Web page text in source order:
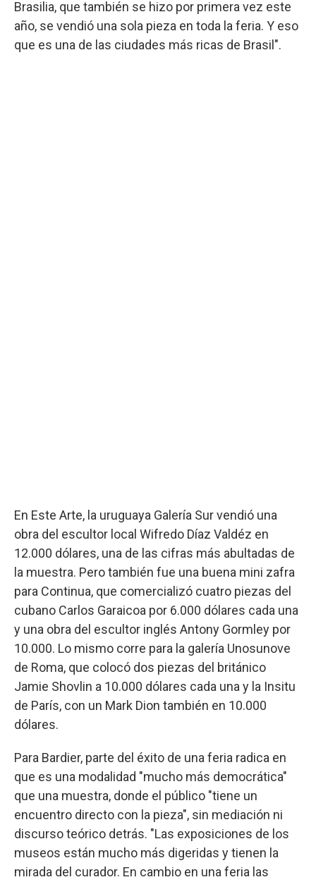
Brasilia, que también se hizo por primera vez este
año, se vendió una sola pieza en toda la feria. Y eso
que es una de las ciudades más ricas de Brasil".
En Este Arte, la uruguaya Galería Sur vendió una
obra del escultor local Wifredo Díaz Valdéz en
12.000 dólares, una de las cifras más abultadas de
la muestra. Pero también fue una buena mini zafra
para Continua, que comercializó cuatro piezas del
cubano Carlos Garaicoa por 6.000 dólares cada una
y una obra del escultor inglés Antony Gormley por
10.000. Lo mismo corre para la galería Unosunove
de Roma, que colocó dos piezas del británico
Jamie Shovlin a 10.000 dólares cada una y la Insitu
de París, con un Mark Dion también en 10.000
dólares.
Para Bardier, parte del éxito de una feria radica en
que es una modalidad "mucho más democrática"
que una muestra, donde el público "tiene un
encuentro directo con la pieza", sin mediación ni
discurso teórico detrás. "Las exposiciones de los
museos están mucho más digeridas y tienen la
mirada del curador. En cambio en una feria las